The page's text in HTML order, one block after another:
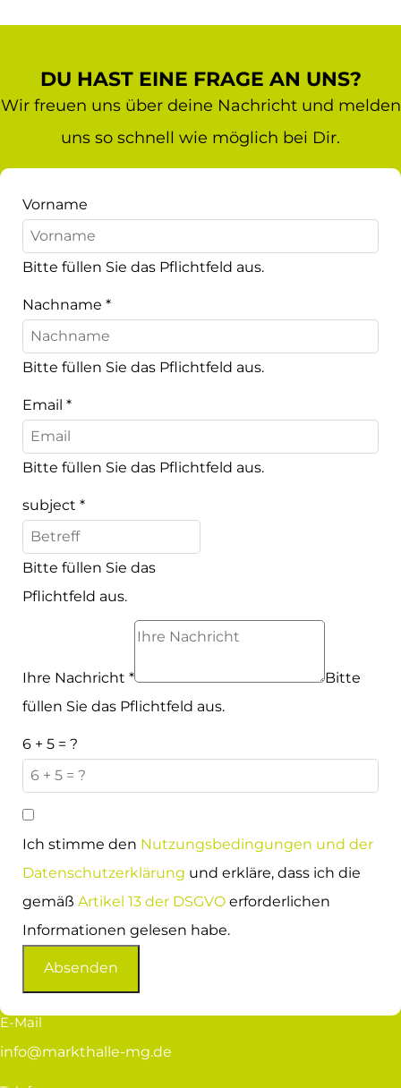
DU HAST EINE FRAGE AN UNS?
Wir freuen uns über deine Nachricht und melden
uns so schnell wie möglich bei Dir.
Vorname
Bitte füllen Sie das Pflichtfeld aus.
Nachname *
Bitte füllen Sie das Pflichtfeld aus.
Email *
Bitte füllen Sie das Pflichtfeld aus.
subject *
Bitte füllen Sie das
Pflichtfeld aus.
Ihre Nachricht *
Bitte
füllen Sie das Pflichtfeld aus.
6 + 5 = ?
Ich stimme den Nutzungsbedingungen und der
Datenschutzerklärung und erkläre, dass ich die
gemäß Artikel 13 der DSGVO erforderlichen
Informationen gelesen habe.
Absenden
E-Mail
info@markthalle-mg.de